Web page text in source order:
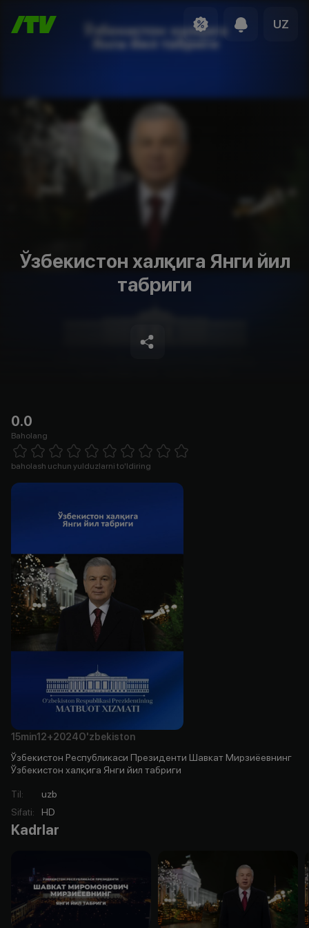
UZ
Ўзбекистон халқига Янги йил
табриги
0.0
Baholang
1 Star 2 Stars 3 Stars 4 Stars5 Stars 6 Stars7 Stars8 Stars
baholash uchun yulduzlarni to'ldiring
15min12+2024O'zbekiston
Ўзбекистон Республикаси Президенти Шавкат Мирзиёевнинг
Ўзбекистон халқига Янги йил табриги
Til:
uzb
Sifati: HD
Kadrlar